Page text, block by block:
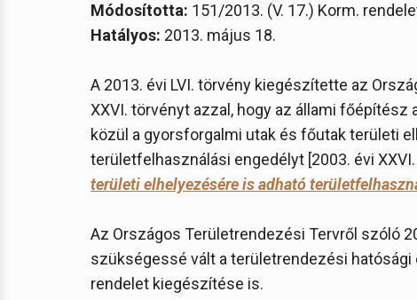
Módosította: 151/2013. (V. 17.) Korm.
Hatályos: 2013. május 18.
A 2013. évi LVI. törvény kiegészítette az
XXVI. törvényt azzal, hogy az állami
közül a gyorsforgalmi utak és főutak területi
területfelhasználási engedélyt [2003. évi
területi elhelyezésére is adható
Az Országos Területrendezési Tervről szóló
szükségessé vált a területrendezési hatósági
rendelet kiegészítése is.